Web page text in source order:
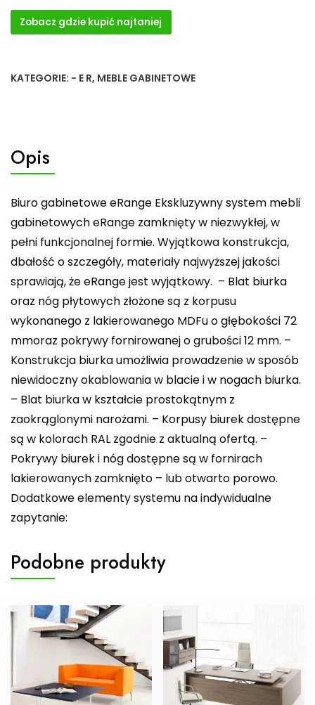
Zobacz gdzie kupić najtaniej
KATEGORIE: - E R, MEBLE GABINETOWE
Opis
Biuro gabinetowe eRange Ekskluzywny system mebli
gabinetowych eRange zamknięty w niezwykłej, w
pełni funkcjonalnej formie. Wyjątkowa konstrukcja,
dbałość o szczegóły, materiały najwyższej jakości
sprawiają, że eRange jest wyjątkowy. – Blat biurka
oraz nóg płytowych złożone są z korpusu
wykonanego z lakierowanego MDFu o głębokości 72
mmoraz pokrywy fornirowanej o grubości 12 mm. –
Konstrukcja biurka umożliwia prowadzenie w sposób
niewidoczny okablowania w blacie i w nogach biurka.
– Blat biurka w kształcie prostokątnym z
zaokrąglonymi narożami. – Korpusy biurek dostępne
są w kolorach RAL zgodnie z aktualną ofertą. –
Pokrywy biurek i nóg dostępne są w fornirach
lakierowanych zamknięto – lub otwarto porowo.
Dodatkowe elementy systemu na indywidualne
zapytanie:
Podobne produkty